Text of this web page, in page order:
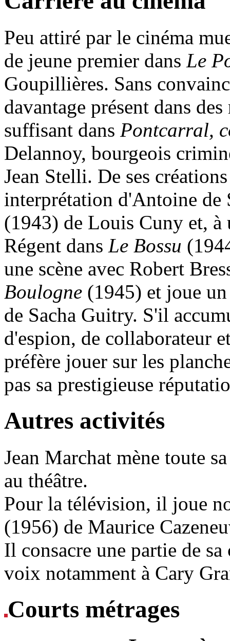
Peu attiré par le cinéma
de jeune premier dans Le
Goupillières. Sans
davantage présent dans
suffisant dans Pontcarral,
Delannoy, bourgeois
Jean Stelli. De ses
interprétation d'Antoine
(1943) de Louis Cuny et,
Régent dans Le Bossu
une scène avec Robert
Boulogne (1945) et joue
de Sacha Guitry. S'il
d'espion, de collaborateur
préfère jouer sur les
pas sa prestigieuse
Autres activités
Jean Marchat mène toute
au théâtre.
Pour la télévision, il joue
(1956) de Maurice
Il consacre une partie de
voix notamment à Cary
Courts métrages